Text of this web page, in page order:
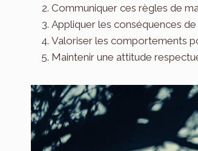
Communiquer ces règles de
Appliquer les conséquences
Valoriser les comportements
Maintenir une attitude